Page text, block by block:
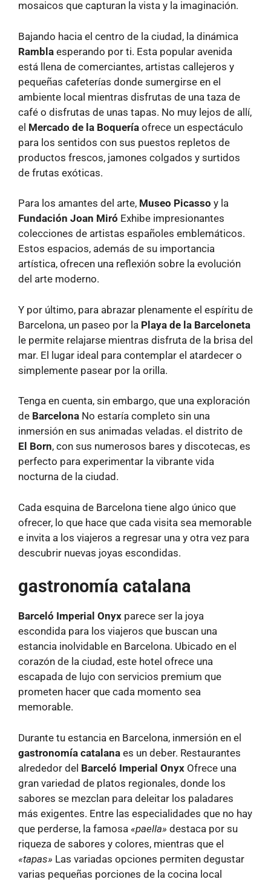
mosaicos que capturan la vista y la imaginación.
Bajando hacia el centro de la ciudad, la dinámica
Rambla esperando por ti. Esta popular avenida
está llena de comerciantes, artistas callejeros y
pequeñas cafeterías donde sumergirse en el
ambiente local mientras disfrutas de una taza de
café o disfrutas de unas tapas. No muy lejos de allí,
el Mercado de la Boquería ofrece un espectáculo
para los sentidos con sus puestos repletos de
productos frescos, jamones colgados y surtidos
de frutas exóticas.
Para los amantes del arte, Museo Picasso y la
Fundación Joan Miró Exhibe impresionantes
colecciones de artistas españoles emblemáticos.
Estos espacios, además de su importancia
artística, ofrecen una reflexión sobre la evolución
del arte moderno.
Y por último, para abrazar plenamente el espíritu de
Barcelona, ​​un paseo por la Playa de la Barceloneta
le permite relajarse mientras disfruta de la brisa del
mar. El lugar ideal para contemplar el atardecer o
simplemente pasear por la orilla.
Tenga en cuenta, sin embargo, que una exploración
de Barcelona No estaría completo sin una
inmersión en sus animadas veladas. el distrito de
El Born, con sus numerosos bares y discotecas, es
perfecto para experimentar la vibrante vida
nocturna de la ciudad.
Cada esquina de Barcelona tiene algo único que
ofrecer, lo que hace que cada visita sea memorable
e invita a los viajeros a regresar una y otra vez para
descubrir nuevas joyas escondidas.
gastronomía catalana
Barceló Imperial Onyx parece ser la joya
escondida para los viajeros que buscan una
estancia inolvidable en Barcelona. Ubicado en el
corazón de la ciudad, este hotel ofrece una
escapada de lujo con servicios premium que
prometen hacer que cada momento sea
memorable.
Durante tu estancia en Barcelona, ​​inmersión en el
gastronomía catalana es un deber. Restaurantes
alrededor del Barceló Imperial Onyx Ofrece una
gran variedad de platos regionales, donde los
sabores se mezclan para deleitar los paladares
más exigentes. Entre las especialidades que no hay
que perderse, la famosa «paella» destaca por su
riqueza de sabores y colores, mientras que el
«tapas» Las variadas opciones permiten degustar
varias pequeñas porciones de la cocina local